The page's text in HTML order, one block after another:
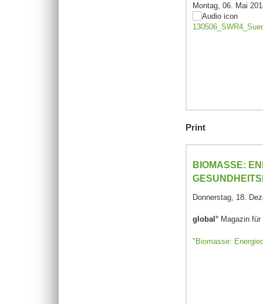
Montag, 06. Mai
Print
BIOMASSE:
Donnerstag, 18.
global° Magazin
"Biomasse: